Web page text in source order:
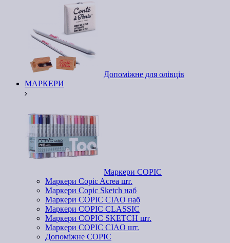
Допоміжне для олівців
МАРКЕРИ
Маркери COPIC
Маркери Copic Acrea шт.
Маркери Copic Sketch наб
Маркери COPIC CIAO наб
Маркери COPIC CLASSIC
Маркери COPIC SKETCH шт.
Маркери COPIC CIAO шт.
Допоміжне COPIC